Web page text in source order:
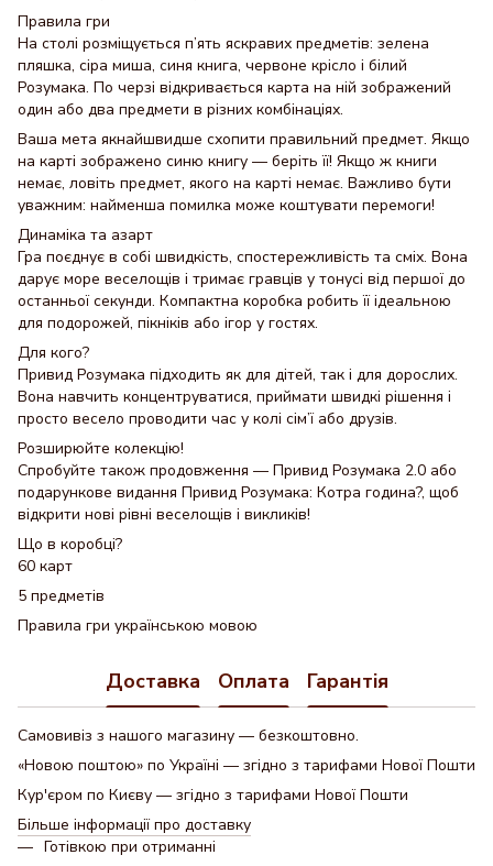
Правила гри
На столі розміщується п’ять яскравих предметів: зелена
пляшка, сіра миша, синя книга, червоне крісло і білий
Розумака. По черзі відкривається карта на ній зображений
один або два предмети в різних комбінаціях.
Ваша мета якнайшвидше схопити правильний предмет. Якщо
на карті зображено синю книгу — беріть її! Якщо ж книги
немає, ловіть предмет, якого на карті немає. Важливо бути
уважним: найменша помилка може коштувати перемоги!
Динаміка та азарт
Гра поєднує в собі швидкість, спостережливість та сміх. Вона
дарує море веселощів і тримає гравців у тонусі від першої до
останньої секунди. Компактна коробка робить її ідеальною
для подорожей, пікніків або ігор у гостях.
Для кого?
Привид Розумака підходить як для дітей, так і для дорослих.
Вона навчить концентруватися, приймати швидкі рішення і
просто весело проводити час у колі сім’ї або друзів.
Розширюйте колекцію!
Спробуйте також продовження — Привид Розумака 2.0 або
подарункове видання Привид Розумака: Котра година?, щоб
відкрити нові рівні веселощів і викликів!
Що в коробці?
60 карт
5 предметів
Правила гри українською мовою
Доставка Оплата Гарантія
Самовивіз з нашого магазину — безкоштовно.
«Новою поштою» по Україні — згідно з тарифами Нової Пошти
Кур'єром по Києву — згідно з тарифами Нової Пошти
Більше інформації про доставку
Готівкою при отриманні